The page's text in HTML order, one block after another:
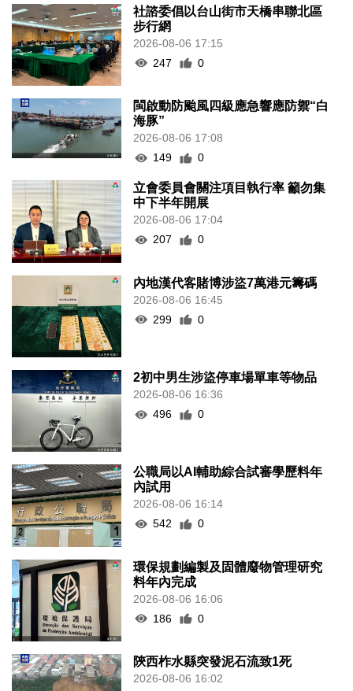
社諮委倡以台山街市天橋串聯北區
步行網
2026-08-06 17:15
247
0
閩啟動防颱風四級應急響應防禦“白
海豚”
2026-08-06 17:08
149
0
立會委員會關注項目執行率 籲勿集
中下半年開展
2026-08-06 17:04
207
0
內地漢代客賭博涉盜7萬港元籌碼
2026-08-06 16:45
299
0
2初中男生涉盜停車場單車等物品
2026-08-06 16:36
496
0
公職局以AI輔助綜合試審學歷料年
內試用
2026-08-06 16:14
542
0
環保規劃編製及固體廢物管理研究
料年內完成
2026-08-06 16:06
186
0
陝西柞水縣突發泥石流致1死
2026-08-06 16:02